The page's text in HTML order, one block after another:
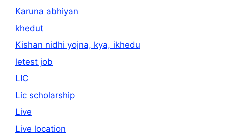
Karuna abhiyan
khedut
Kishan nidhi yojna, kya, ikhedu
letest job
LIC
Lic scholarship
Live
Live location